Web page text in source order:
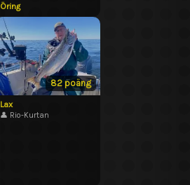
Öring
82 poäng
Lax
👤 Rio-Kurtan